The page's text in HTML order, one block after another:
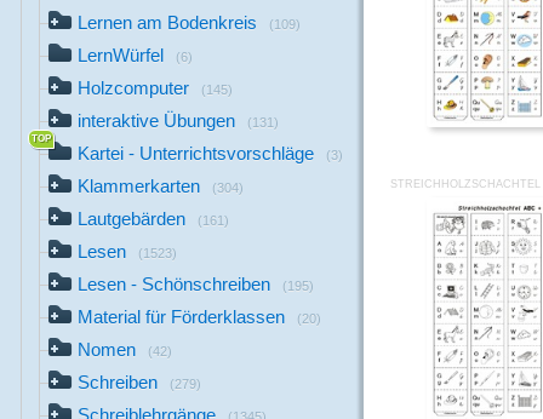
Lernen am Bodenkreis (109)
LernWürfel (6)
Holzcomputer (145)
interaktive Übungen (131)
Kartei - Unterrichtsvorschläge (3)
Klammerkarten (304)
Lautgebärden (161)
Lesen (1523)
Lesen - Schönschreiben (195)
Material für Förderklassen (20)
Nomen (42)
Schreiben (279)
Schreiblehrgänge